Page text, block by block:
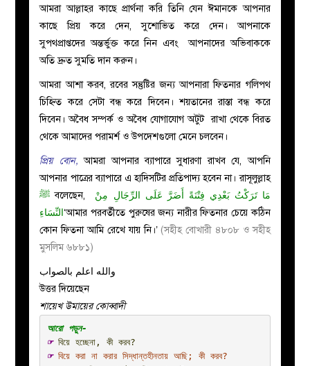
আমরা আল্লাহর কাছে প্রার্থনা করি তিনি যেন ঈমানকে আপনার
কাছে প্রিয় করে দেন, সুশোভিত করে দেন। আপনাকে
সুপথপ্রাপ্তদের অন্তর্ভুক্ত করে নিন এবং আপনাদের অভিবাককে
অতি দ্রুত সুমতি দান করুন।
আমরা আশা করব, রবের সন্তুষ্টির জন্য আপনারা ফিতনার গলিপথ
চিহ্নিত করে সেটা বন্ধ করে দিবেন। শয়তানের রাস্তা বন্ধ করে
দিবেন। অবৈধ সম্পর্ক ও অবৈধ যোগাযোগ অটুট রাখা থেকে বিরত
থেকে আমাদের পরামর্শ ও উপদেশগুলো মেনে চলবেন।
প্রিয় বোন, আমরা আপনার ব্যাপারে সুধারণা রাখব যে, আপনি
আপনার পাত্রের ব্যাপারে এ হাদিসটির প্রতিপাদ্য হবেন না। রাসূলুল্লাহ
ﷺ বলেছেন,
النِّسَاءِ‘আমার পরবর্তীতে পুরুষের জন্য নারীর ফিতনার চেয়ে কঠিন
কোন ফিতনা আমি রেখে যায় নি।’ (সহীহ বোখারী ৪৮০৮ ও সহীহ
মুসলিম ৬৮৮১)
والله اعلم بالصواب
উত্তর দিয়েছেন
শায়েখ উমায়ের কোব্বাদী
☞ বিয়ে হচ্ছেনা, কী করব?
☞ বিয়ে করা না করার সিদ্ধান্তহীনতায় আছি; কী করব?